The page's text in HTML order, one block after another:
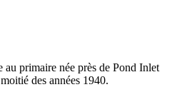
au primaire née près de Pond Inlet
des années 1940.